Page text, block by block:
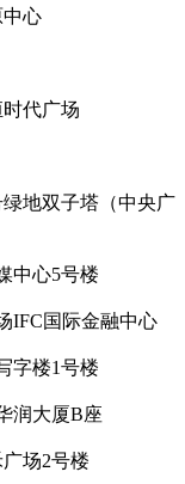
中心
时代广场
绿地双子塔（中央广
中心5号楼
IFC国际金融中心
字楼1号楼
润大厦B座
场2号楼